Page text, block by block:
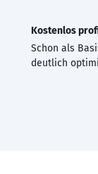
Kostenlos
Schon als
deutlich